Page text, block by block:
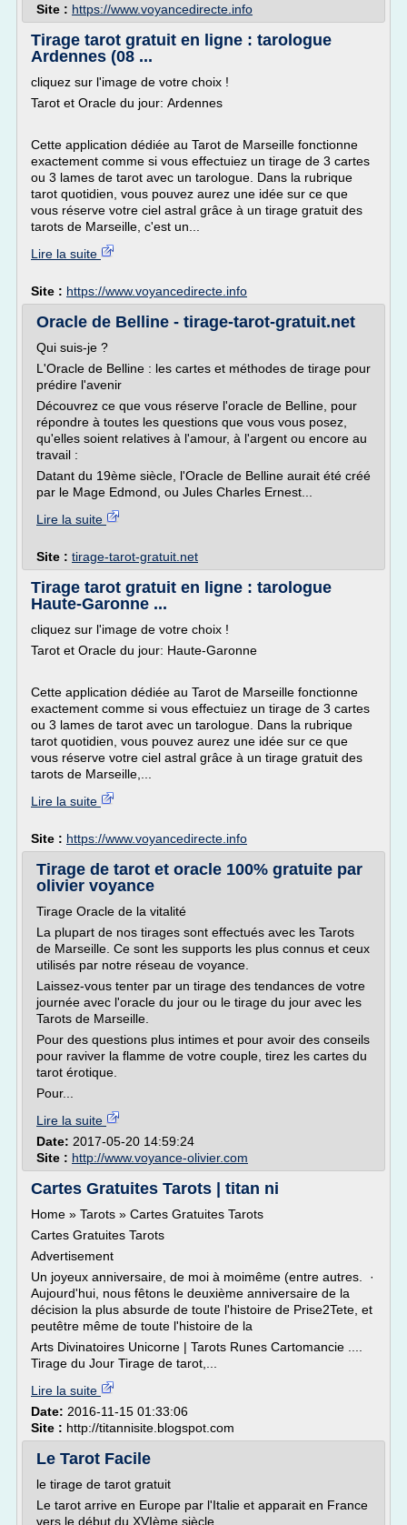
Site : https://www.voyancedirecte.info
Tirage tarot gratuit en ligne : tarologue
Ardennes (08 ...
cliquez sur l'image de votre choix !
Tarot et Oracle du jour: Ardennes
Cette application dédiée au Tarot de Marseille fonctionne
exactement comme si vous effectuiez un tirage de 3 cartes
ou 3 lames de tarot avec un tarologue. Dans la rubrique
tarot quotidien, vous pouvez aurez une idée sur ce que
vous réserve votre ciel astral grâce à un tirage gratuit des
tarots de Marseille, c'est un...
Lire la suite
Site : https://www.voyancedirecte.info
Oracle de Belline - tirage-tarot-gratuit.net
Qui suis-je ?
L'Oracle de Belline : les cartes et méthodes de tirage pour
prédire l'avenir
Découvrez ce que vous réserve l'oracle de Belline, pour
répondre à toutes les questions que vous vous posez,
qu'elles soient relatives à l'amour, à l'argent ou encore au
travail :
Datant du 19ème siècle, l'Oracle de Belline aurait été créé
par le Mage Edmond, ou Jules Charles Ernest...
Lire la suite
Site : tirage-tarot-gratuit.net
Tirage tarot gratuit en ligne : tarologue
Haute-Garonne ...
cliquez sur l'image de votre choix !
Tarot et Oracle du jour: Haute-Garonne
Cette application dédiée au Tarot de Marseille fonctionne
exactement comme si vous effectuiez un tirage de 3 cartes
ou 3 lames de tarot avec un tarologue. Dans la rubrique
tarot quotidien, vous pouvez aurez une idée sur ce que
vous réserve votre ciel astral grâce à un tirage gratuit des
tarots de Marseille,...
Lire la suite
Site : https://www.voyancedirecte.info
Tirage de tarot et oracle 100% gratuite par
olivier voyance
Tirage Oracle de la vitalité
La plupart de nos tirages sont effectués avec les Tarots
de Marseille. Ce sont les supports les plus connus et ceux
utilisés par notre réseau de voyance.
Laissez-vous tenter par un tirage des tendances de votre
journée avec l'oracle du jour ou le tirage du jour avec les
Tarots de Marseille.
Pour des questions plus intimes et pour avoir des conseils
pour raviver la flamme de votre couple, tirez les cartes du
tarot érotique.
Pour...
Lire la suite
Date: 2017-05-20 14:59:24
Site : http://www.voyance-olivier.com
Cartes Gratuites Tarots | titan ni
Home » Tarots » Cartes Gratuites Tarots
Cartes Gratuites Tarots
Advertisement
Un joyeux anniversaire, de moi à moimême (entre autres. ·
Aujourd'hui, nous fêtons le deuxième anniversaire de la
décision la plus absurde de toute l'histoire de Prise2Tete, et
peutêtre même de toute l'histoire de la
Arts Divinatoires Unicorne | Tarots Runes Cartomancie ....
Tirage du Jour Tirage de tarot,...
Lire la suite
Date: 2016-11-15 01:33:06
Site : http://titannisite.blogspot.com
Le Tarot Facile
le tirage de tarot gratuit
Le tarot arrive en Europe par l'Italie et apparait en France
vers le début du XVIème siècle.